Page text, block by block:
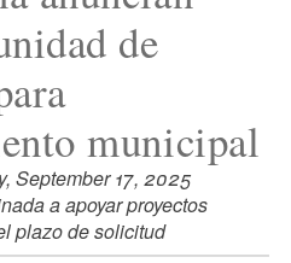
de
municipal
September 17, 2025
a apoyar proyectos
plazo de solicitud